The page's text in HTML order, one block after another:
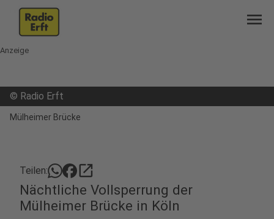
menu
Anzeige
© Radio Erft
Mülheimer Brücke
Teilen: open_in_new
Nächtliche Vollsperrung der
Mülheimer Brücke in Köln